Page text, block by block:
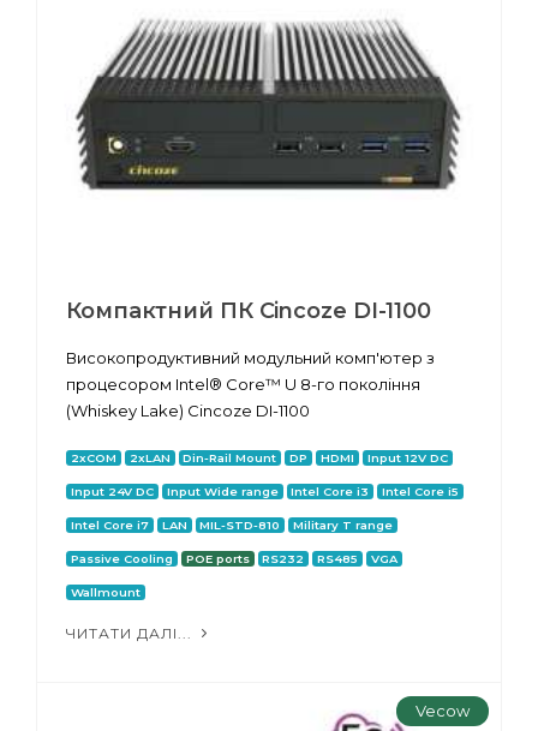
Компактний ПК Cincoze DI-1100
Високопродуктивний модульний комп'ютер з
процесором Intel® Core™ U 8-го покоління
(Whiskey Lake) Cincoze DI-1100
2xCOM 2xLAN Din-Rail Mount DP HDMI Input 12V DC
Input 24V DC Input Wide range Intel Core i3 Intel Core i5
Intel Core i7 LAN MIL-STD-810 Military T range
Passive Cooling POE ports RS232 RS485 VGA
Wallmount
ЧИТАТИ ДАЛІ...
Vecow